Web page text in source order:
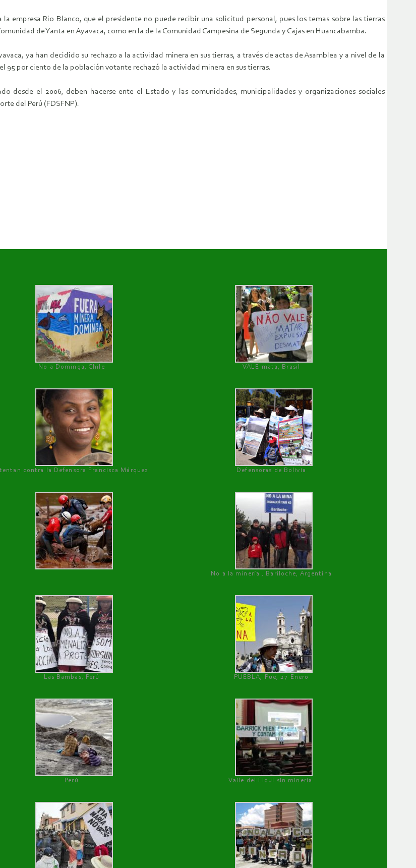
empresa Rio Blanco, que el presidente no puede recibir una solicitud personal, pues los temas sobre las tierras
de Yanta en Ayavaca, como en la de la Comunidad Campesina de Segunda y Cajas en Huancabamba.
ya han decidido su rechazo a la actividad minera en sus tierras, a través de actas de Asamblea y a nivel de la
95 por ciento de la población votante rechazó la actividad minera en sus tierras.
desde el 2006, deben hacerse ente el Estado y las comunidades, municipalidades y organizaciones sociales
del Perú (FDSFNP).
No a Dominga, Chile
VALE mata, Brasil
contra la Defensora Francisca Márquez Defensoras de Bolivia
No a la minería , Bariloche, Argentina
Las Bambas, Perú PUEBLA, Pue, 27 Enero
Perú Valle del Elqui sin minería.